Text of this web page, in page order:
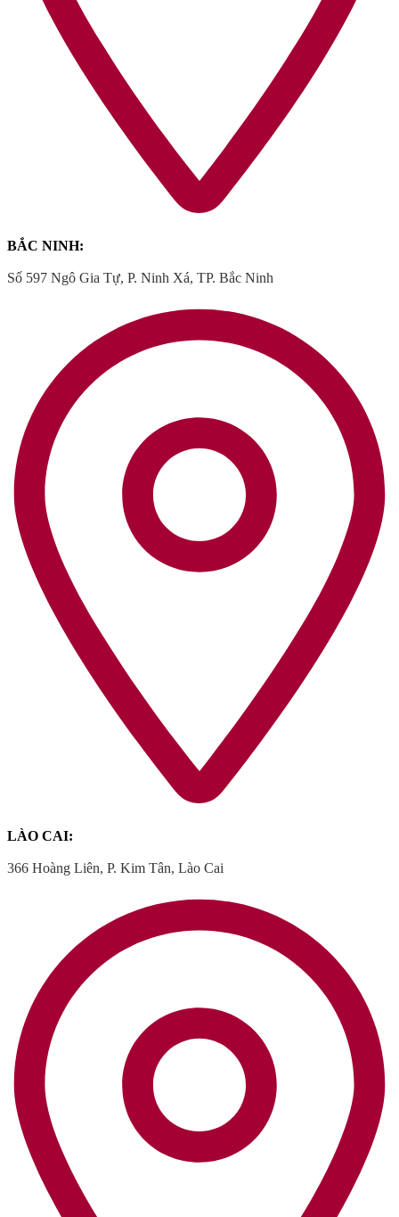
BẮC NINH:
Số 597 Ngô Gia Tự, P. Ninh Xá, TP. Bắc Ninh
LÀO CAI:
366 Hoàng Liên, P. Kim Tân, Lào Cai